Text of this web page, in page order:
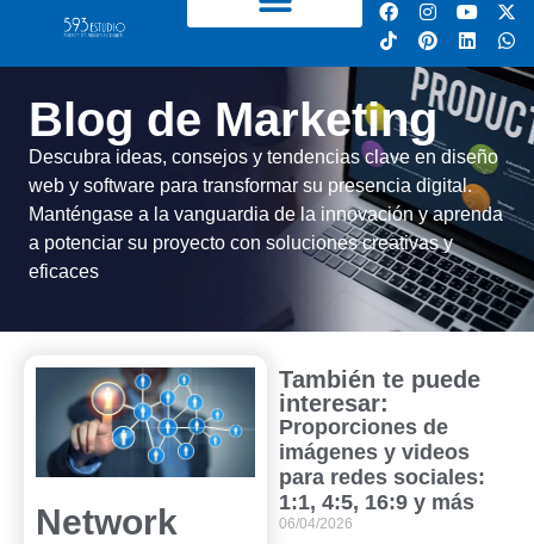
Blog de Marketing
Descubra ideas, consejos y tendencias clave en diseño
web y software para transformar su presencia digital.
Manténgase a la vanguardia de la innovación y aprenda
a potenciar su proyecto con soluciones creativas y
eficaces
Network
También te puede
interesar:
Proporciones de
imágenes y videos
para redes sociales:
1:1, 4:5, 16:9 y más
06/04/2026